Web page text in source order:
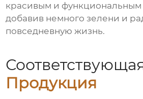
красивым и
добавив немного зелени и
повседневную жизнь.
Продукция